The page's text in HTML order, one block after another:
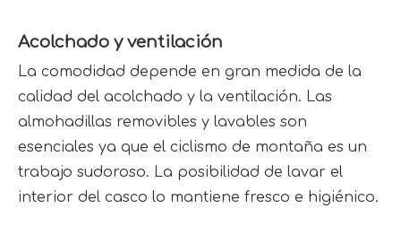
Acolchado y ventilación
La comodidad depende en gran medida de la
calidad del acolchado y la ventilación. Las
almohadillas removibles y lavables son
esenciales ya que el ciclismo de montaña es un
trabajo sudoroso. La posibilidad de lavar el
interior del casco lo mantiene fresco e higiénico.